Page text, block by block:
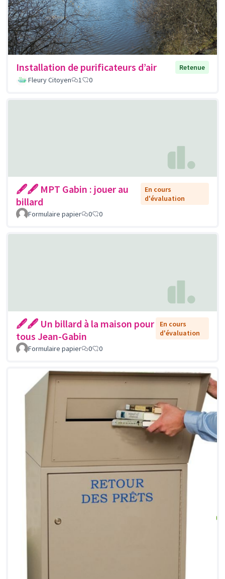
Installation de purificateurs d’air
Retenue
Fleury Citoyen
1 0
🖋🖋 MPT Gabin : jouer au
billard
En cours
d'évaluation
Formulaire papier
0 0
🖋🖋 Un billard à la maison pour
tous Jean-Gabin
En cours
d'évaluation
Formulaire papier
0 0